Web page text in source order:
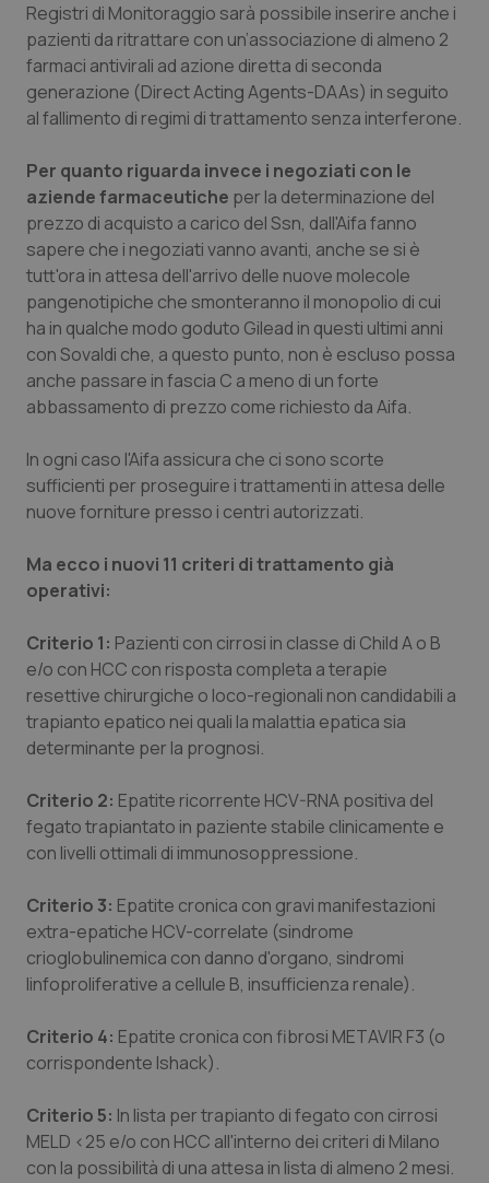
Sicilia
Toscana
Valle D’Aosta
Veneto
Neuroscienze & patologie neurodegenerative
Obesità
Oncodermatologia
Oncoematologia
Oncologia & Nutrizione
Psoriasi & pelle
Quotidiano Chirurgia
Quotidiano Pediatria
Rene & patologie urogenitali
Salute orale & impianti
Tiroide
Tumore ovarico
Tumori del Polmone & Testa Collo
Tumori gastrointestinali
Ulcera & Reflusso
Vaccini
Registri di Monitoraggio sarà possibile inserire anche i
pazienti da ritrattare con un’associazione di almeno 2
farmaci antivirali ad azione diretta di seconda
generazione (Direct Acting Agents-DAAs) in seguito
al fallimento di regimi di trattamento senza interferone.
Per quanto riguarda invece i negoziati con le
aziende farmaceutiche per la determinazione del
prezzo di acquisto a carico del Ssn, dall'Aifa fanno
sapere che i negoziati vanno avanti, anche se si è
tutt'ora in attesa dell'arrivo delle nuove molecole
pangenotipiche che smonteranno il monopolio di cui
ha in qualche modo goduto Gilead in questi ultimi anni
con Sovaldi che, a questo punto, non è escluso possa
anche passare in fascia C a meno di un forte
abbassamento di prezzo come richiesto da Aifa.
In ogni caso l'Aifa assicura che ci sono scorte
sufficienti per proseguire i trattamenti in attesa delle
nuove forniture presso i centri autorizzati.
Ma ecco i nuovi 11 criteri di trattamento già
operativi:
Criterio 1: Pazienti con cirrosi in classe di Child A o B
e/o con HCC con risposta completa a terapie
resettive chirurgiche o loco-regionali non candidabili a
trapianto epatico nei quali la malattia epatica sia
determinante per la prognosi.
Criterio 2: Epatite ricorrente HCV-RNA positiva del
fegato trapiantato in paziente stabile clinicamente e
con livelli ottimali di immunosoppressione.
Criterio 3: Epatite cronica con gravi manifestazioni
extra-epatiche HCV-correlate (sindrome
crioglobulinemica con danno d'organo, sindromi
linfoproliferative a cellule B, insufficienza renale).
Criterio 4: Epatite cronica con fibrosi METAVIR F3 (o
corrispondente Ishack).
Criterio 5: In lista per trapianto di fegato con cirrosi
MELD <25 e/o con HCC all'interno dei criteri di Milano
con la possibilità di una attesa in lista di almeno 2 mesi.